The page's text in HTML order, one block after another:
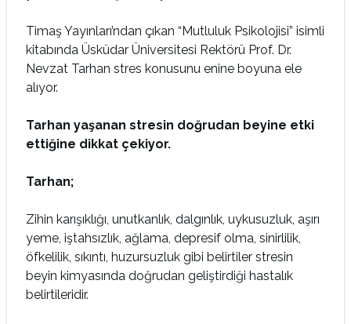
Timaş Yayınları’ndan çıkan “Mutluluk Psikolojisi” isimli
kitabında Üsküdar Üniversitesi Rektörü Prof. Dr.
Nevzat Tarhan stres konusunu enine boyuna ele
alıyor.
Tarhan yaşanan stresin doğrudan beyine etki
ettiğine dikkat çekiyor.
Tarhan;
Zihin karışıklığı, unutkanlık, dalgınlık, uykusuzluk, aşırı
yeme, iştahsızlık, ağlama, depresif olma, sinirlilik,
öfkelilik, sı­kıntı, huzursuzluk gibi belirtiler stresin
beyin kimyasında doğ­rudan geliştirdiği hastalık
belirtileridir.